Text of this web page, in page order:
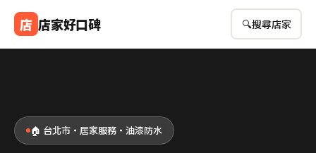
店 店家好口碑 🔍搜尋店家
🏠 台北市・居家服務・油漆防水